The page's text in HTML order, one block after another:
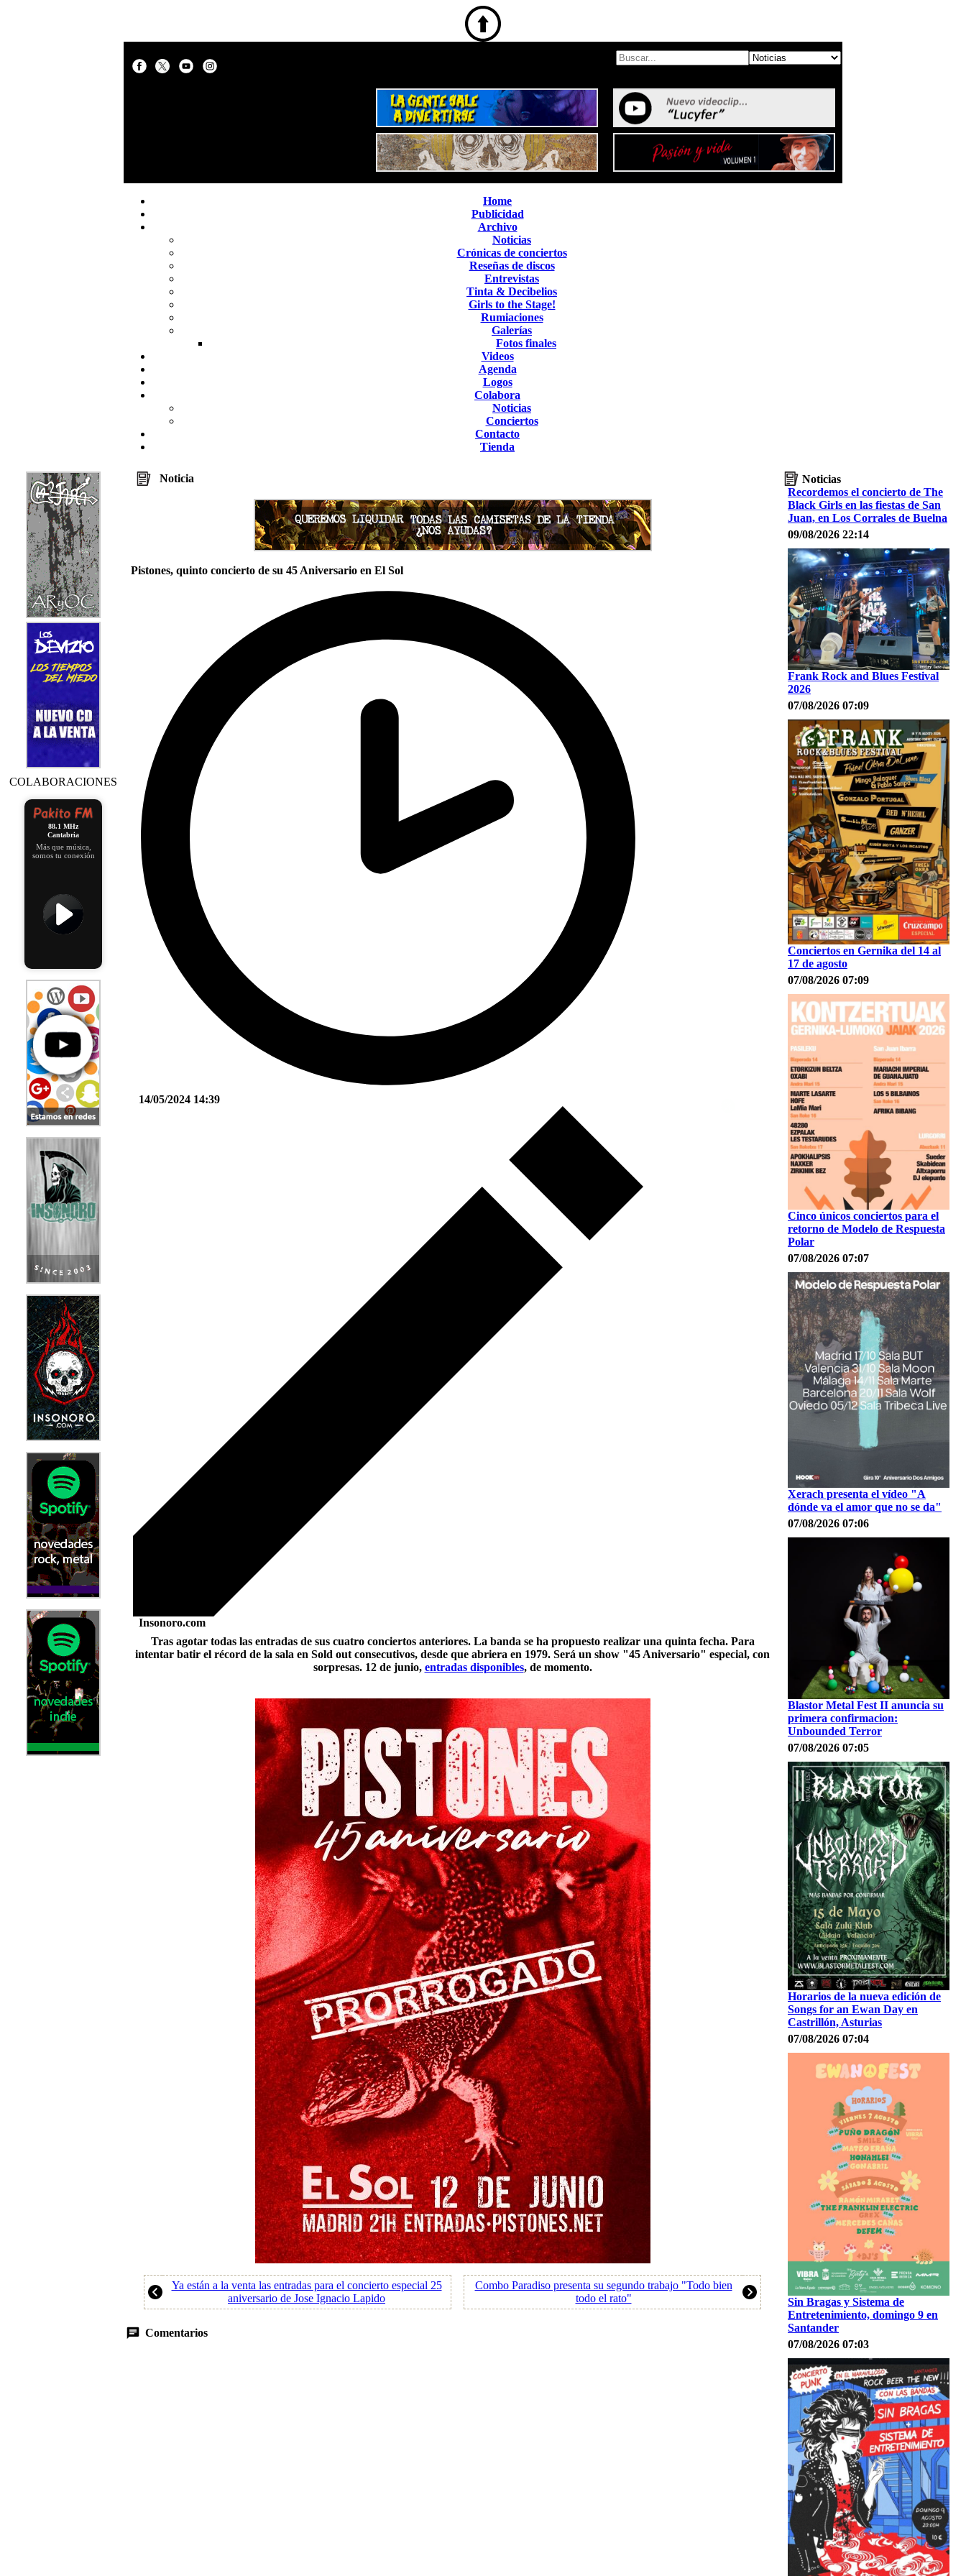
Home
Publicidad
Archivo
Noticias
Crónicas de conciertos
Reseñas de discos
Entrevistas
Tinta & Decibelios
Girls to the Stage!
Rumiaciones
Galerías
Fotos finales
Videos
Agenda
Logos
Colabora
Noticias
Conciertos
Contacto
Tienda
COLABORACIONES
88.1 MHz
Cantabria
Más que música,
somos tu conexión
Noticia
Pistones, quinto concierto de su 45 Aniversario en El Sol
14/05/2024 14:39
Insonoro.com
Tras agotar todas las entradas de sus cuatro conciertos anteriores. La banda se ha propuesto realizar una quinta fecha. Para
intentar batir el récord de la sala en Sold out consecutivos, desde que abriera en 1979. Será un show "45 Aniversario" especial, con
sorpresas. 12 de junio, entradas disponibles, de momento.
Ya están a la venta las entradas para el concierto especial 25
aniversario de Jose Ignacio Lapido
Combo Paradiso presenta su segundo trabajo "Todo bien
todo el rato"
Comentarios
Noticias
Recordemos el concierto de The
Black Girls en las fiestas de San
Juan, en Los Corrales de Buelna
09/08/2026 22:14
Frank Rock and Blues Festival
2026
07/08/2026 07:09
Conciertos en Gernika del 14 al
17 de agosto
07/08/2026 07:09
Cinco únicos conciertos para el
retorno de Modelo de Respuesta
Polar
07/08/2026 07:07
Xerach presenta el vídeo "A
dónde va el amor que no se da"
07/08/2026 07:06
Blastor Metal Fest II anuncia su
primera confirmacion:
Unbounded Terror
07/08/2026 07:05
Horarios de la nueva edición de
Songs for an Ewan Day en
Castrillón, Asturias
07/08/2026 07:04
Sin Bragas y Sistema de
Entretenimiento, domingo 9 en
Santander
07/08/2026 07:03